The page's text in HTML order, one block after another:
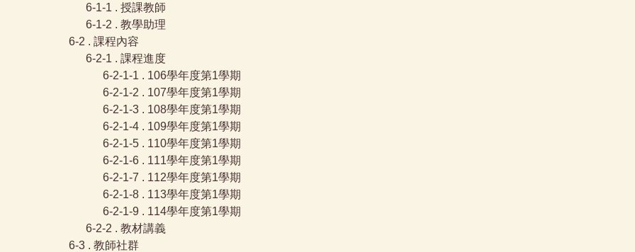
6-1-1 . 授課教師
6-1-2 . 教學助理
6-2 . 課程內容
6-2-1 . 課程進度
6-2-1-1 . 106學年度第1學期
6-2-1-2 . 107學年度第1學期
6-2-1-3 . 108學年度第1學期
6-2-1-4 . 109學年度第1學期
6-2-1-5 . 110學年度第1學期
6-2-1-6 . 111學年度第1學期
6-2-1-7 . 112學年度第1學期
6-2-1-8 . 113學年度第1學期
6-2-1-9 . 114學年度第1學期
6-2-2 . 教材講義
6-3 . 教師社群